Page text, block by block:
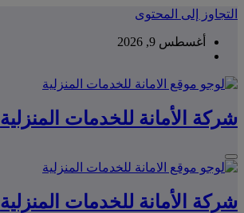
التجاوز إلى المحتوى
أغسطس 9, 2026
شركة الأمانة للخدمات المنزلية
شركة الأمانة للخدمات المنزلية